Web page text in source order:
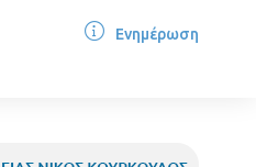
Ενημέρωση